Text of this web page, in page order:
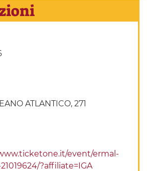
ATLANTICO, 271
event/ermal-
?affiliate=IGA